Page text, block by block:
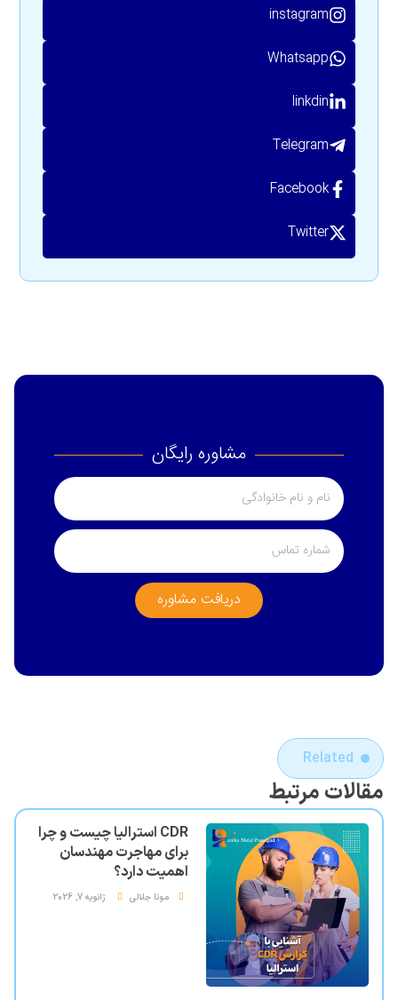
instagram
Whatsapp
linkdin
Telegram
Facebook
Twitter
مشاوره رایگان
دریافت مشاوره
Related
مقالات مرتبط
CDR استرالیا چیست و چرا
برای مهاجرت مهندسان
اهمیت دارد؟
مونا جلالی ژانویه 7, 2026